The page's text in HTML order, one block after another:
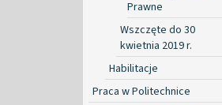
Prawne
Wszczęte do 30
kwietnia 2019 r.
Habilitacje
Praca w Politechnice